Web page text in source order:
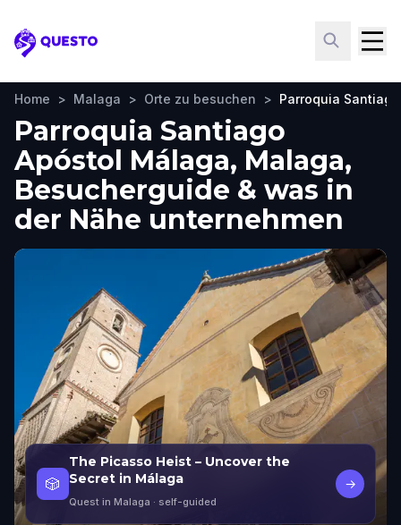
Questo
Home > Malaga > Orte zu besuchen > Parroquia
Parroquia Santiago
Apóstol Málaga, Malaga,
Besucherguide & was in
der Nähe unternehmen
🎲
The Picasso Heist – Uncover the
Secret in Málaga
Quest in Malaga · self-guided
→